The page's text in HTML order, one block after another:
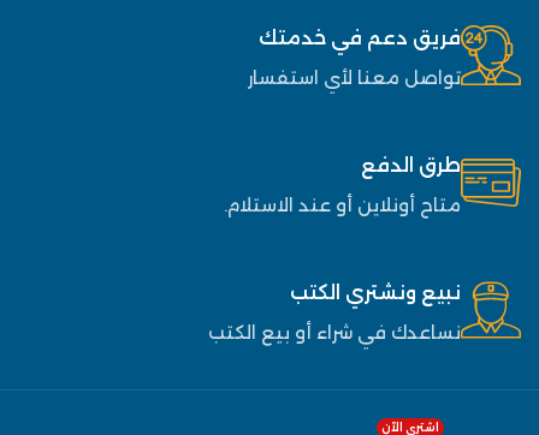
فريق دعم في خدمتك
تواصل معنا لأي استفسار
طرق الدفع
متاح أونلاين أو عند الاستلام.
نبيع ونشتري الكتب
نساعدك في شراء أو بيع الكتب
اشتري الآن